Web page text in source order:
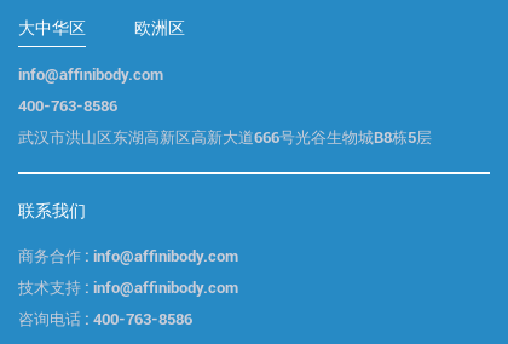
大中华区 欧洲区
info@affinibody.com
400-763-8586
武汉市洪山区东湖高新区高新大道666号光谷生物城B8栋5层
联系我们
商务合作 : info@affinibody.com
技术支持 : info@affinibody.com
咨询电话 : 400-763-8586